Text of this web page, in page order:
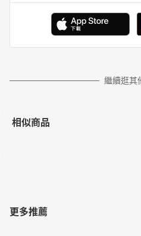
繼續逛其
相似商品
更多推薦